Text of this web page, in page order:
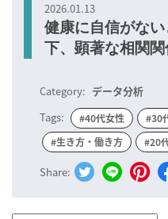
2026.01.13
健康に自信がな
下、顕著な相関関
Category: データ分析
Tags:
#40代女性 #30
#生き方・働き方
#20
Share: